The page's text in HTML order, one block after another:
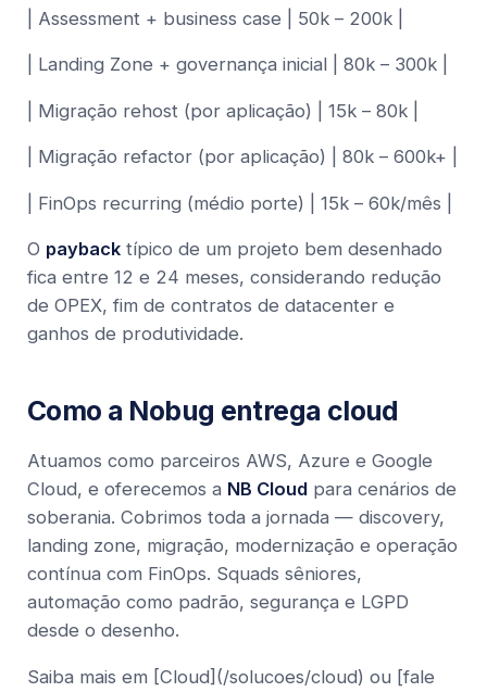
| Assessment + business case | 50k – 200k |
| Landing Zone + governança inicial | 80k – 300k |
| Migração rehost (por aplicação) | 15k – 80k |
| Migração refactor (por aplicação) | 80k – 600k+ |
| FinOps recurring (médio porte) | 15k – 60k/mês |
O paybacktípico de um projeto bem desenhado
fica entre 12 e 24 meses, considerando redução
de OPEX, fim de contratos de datacenter e
ganhos de produtividade.
Como a Nobug entrega cloud
Atuamos como parceiros AWS, Azure e Google
Cloud, e oferecemos a NB Cloudpara cenários de
soberania. Cobrimos toda a jornada — discovery,
landing zone, migração, modernização e operação
contínua com FinOps. Squads sêniores,
automação como padrão, segurança e LGPD
desde o desenho.
Saiba mais em [Cloud](/solucoes/cloud) ou [fale